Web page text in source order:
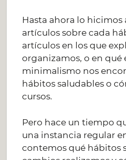
Hasta ahora lo hicimos
artículos sobre cada
artículos en los que
organizamos, o en qué
minimalismo nos
hábitos saludables o
cursos.
Pero hace un tiempo
una instancia regular
contemos qué hábitos